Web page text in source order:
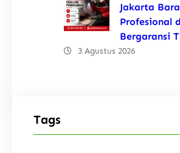
Jakarta
Profesional
Bergaransi
3 Agustus 2026
Tags